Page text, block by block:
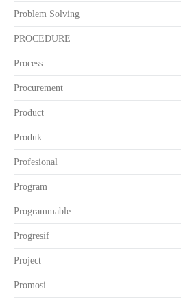
Problem Solving
PROCEDURE
Process
Procurement
Product
Produk
Profesional
Program
Programmable
Progresif
Project
Promosi